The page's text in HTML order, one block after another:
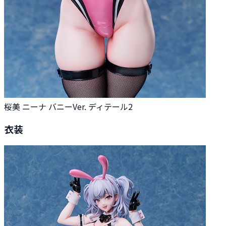
桜美 ニーナ バニーVer. ディテール2
衣装